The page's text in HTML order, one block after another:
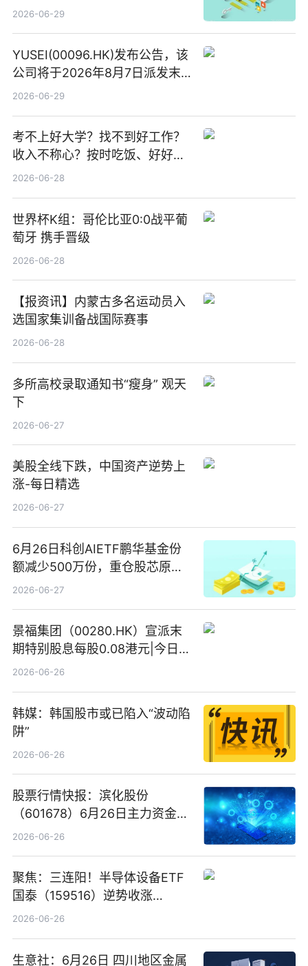
讯
2026-06-29
YUSEI(00096.HK)发布公告，该
公司将于2026年8月7日派发末
期股息每股人民币0.013元 每日
2026-06-29
考不上好大学？找不到好工作？
收入不称心？按时吃饭、好好睡
觉
2026-06-28
世界杯K组：哥伦比亚0:0战平葡
萄牙 携手晋级
2026-06-28
【报资讯】内蒙古多名运动员入
选国家集训备战国际赛事
2026-06-28
多所高校录取通知书“瘦身” 观天
下
2026-06-27
美股全线下跌，中国资产逆势上
涨-每日精选
2026-06-27
6月26日科创AIETF鹏华基金份
额减少500万份，重仓股芯原股
份、寒武纪、澜起科技 观速讯
2026-06-27
景福集团（00280.HK）宣派末
期特别股息每股0.08港元|今日快
看
2026-06-26
韩媒：韩国股市或已陷入“波动陷
阱”
2026-06-26
股票行情快报：滨化股份
（601678）6月26日主力资金净
卖出5964.34万元
2026-06-26
聚焦：三连阳！半导体设备ETF
国泰（159516）逆势收涨
3.5%，近10日累计净流入超65
2026-06-26
生意社：6月26日 四川地区金属